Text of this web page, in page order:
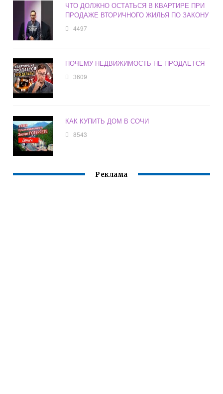
ЧТО ДОЛЖНО ОСТАТЬСЯ В КВАРТИРЕ ПРИ
ПРОДАЖЕ ВТОРИЧНОГО ЖИЛЬЯ ПО ЗАКОНУ
4497
ПОЧЕМУ НЕДВИЖИМОСТЬ НЕ ПРОДАЕТСЯ
3609
КАК КУПИТЬ ДОМ В СОЧИ
8543
Реклама